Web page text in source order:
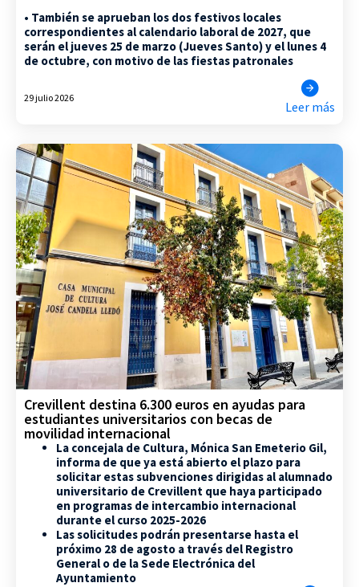
• También se aprueban los dos festivos locales
correspondientes al calendario laboral de 2027, que
serán el jueves 25 de marzo (Jueves Santo) y el lunes 4
de octubre, con motivo de las fiestas patronales
29 julio 2026
Leer más
Crevillent destina 6.300 euros en ayudas para
estudiantes universitarios con becas de
movilidad internacional
La concejala de Cultura, Mónica San Emeterio Gil,
informa de que ya está abierto el plazo para
solicitar estas subvenciones dirigidas al alumnado
universitario de Crevillent que haya participado
en programas de intercambio internacional
durante el curso 2025-2026
Las solicitudes podrán presentarse hasta el
próximo 28 de agosto a través del Registro
General o de la Sede Electrónica del
Ayuntamiento